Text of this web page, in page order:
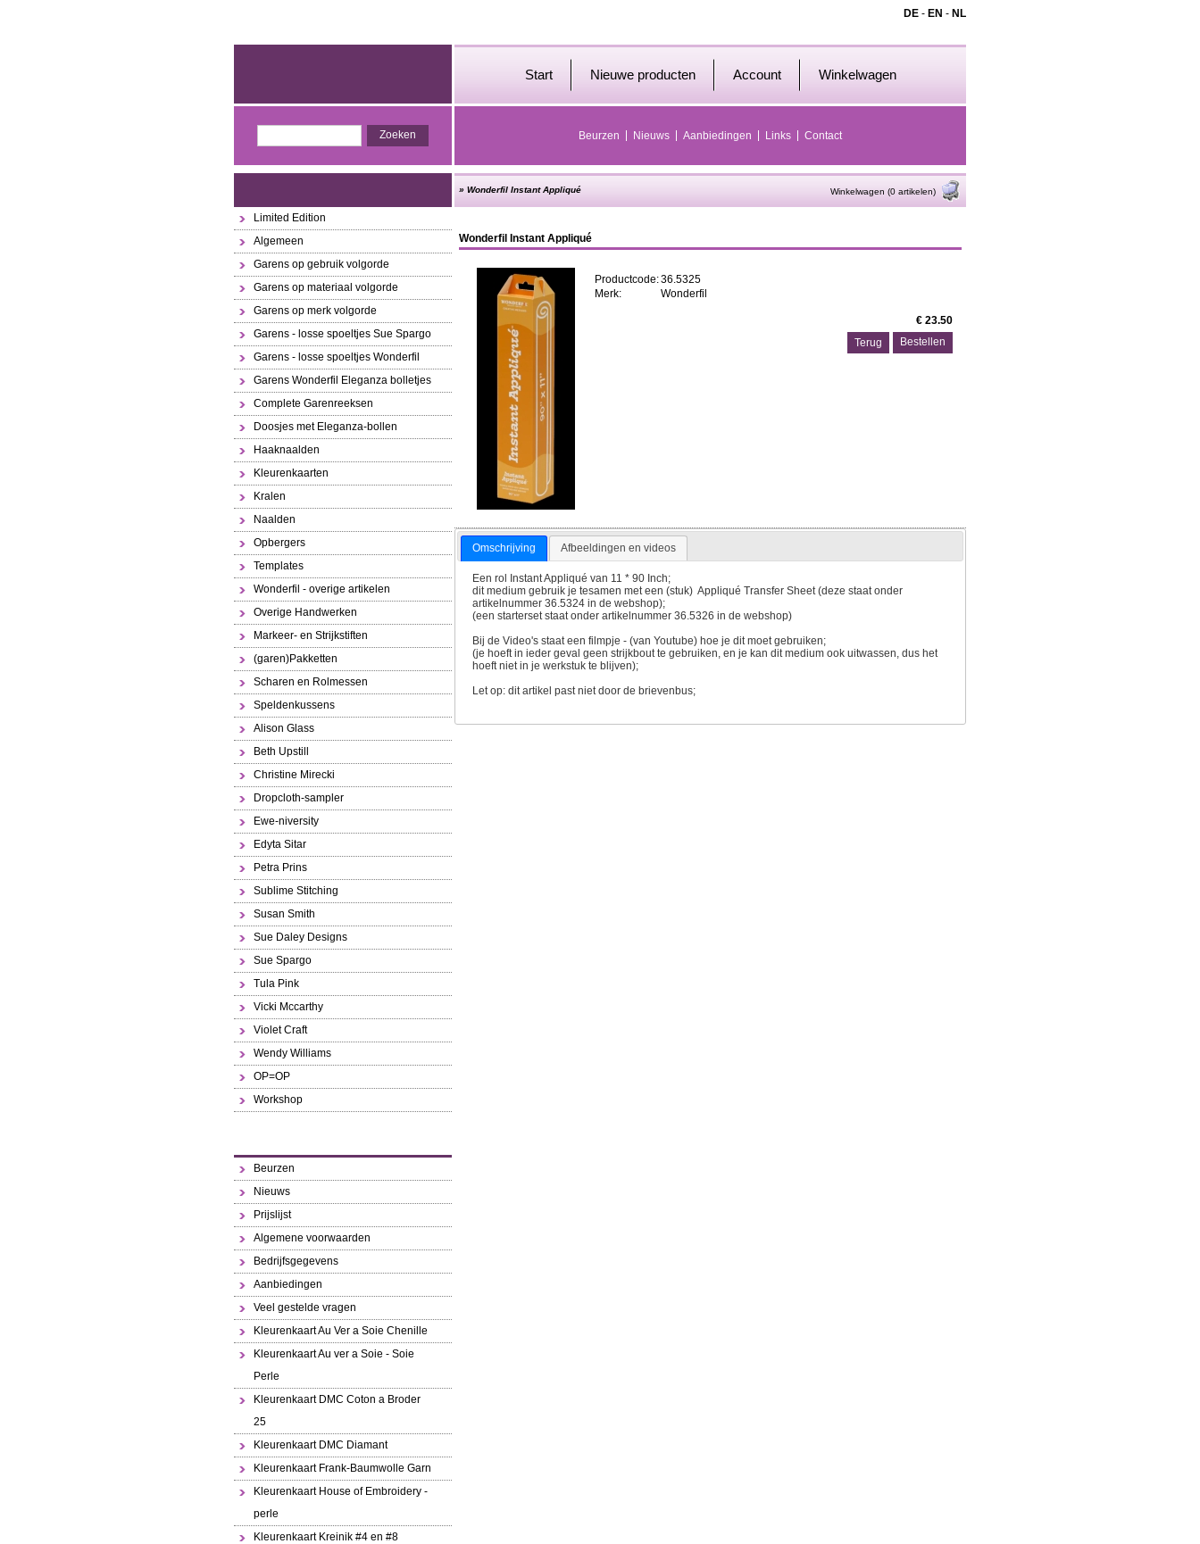
DE - EN - NL
Start Nieuwe producten Account Winkelwagen
Beurzen Nieuws Aanbiedingen Links Contact
Limited Edition
Algemeen
Garens op gebruik volgorde
Garens op materiaal volgorde
Garens op merk volgorde
Garens - losse spoeltjes Sue Spargo
Garens - losse spoeltjes Wonderfil
Garens Wonderfil Eleganza bolletjes
Complete Garenreeksen
Doosjes met Eleganza-bollen
Haaknaalden
Kleurenkaarten
Kralen
Naalden
Opbergers
Templates
Wonderfil - overige artikelen
Overige Handwerken
Markeer- en Strijkstiften
(garen)Pakketten
Scharen en Rolmessen
Speldenkussens
Alison Glass
Beth Upstill
Christine Mirecki
Dropcloth-sampler
Ewe-niversity
Edyta Sitar
Petra Prins
Sublime Stitching
Susan Smith
Sue Daley Designs
Sue Spargo
Tula Pink
Vicki Mccarthy
Violet Craft
Wendy Williams
OP=OP
Workshop
Beurzen
Nieuws
Prijslijst
Algemene voorwaarden
Bedrijfsgegevens
Aanbiedingen
Veel gestelde vragen
Kleurenkaart Au Ver a Soie Chenille
Kleurenkaart Au ver a Soie - Soie
Perle
Kleurenkaart DMC Coton a Broder
25
Kleurenkaart DMC Diamant
Kleurenkaart Frank-Baumwolle Garn
Kleurenkaart House of Embroidery -
perle
Kleurenkaart Kreinik #4 en #8
» Wonderfil Instant Appliqué Winkelwagen (0 artikelen)
Wonderfil Instant Appliqué
Productcode:36.5325
Merk:
Wonderfil
€ 23.50
Terug
Omschrijving Afbeeldingen en videos
Een rol Instant Appliqué van 11 * 90 Inch;
dit medium gebruik je tesamen met een (stuk) Appliqué Transfer Sheet (deze staat onder
artikelnummer 36.5324 in de webshop);
(een starterset staat onder artikelnummer 36.5326 in de webshop)
Bij de Video's staat een filmpje - (van Youtube) hoe je dit moet gebruiken;
(je hoeft in ieder geval geen strijkbout te gebruiken, en je kan dit medium ook uitwassen, dus het
hoeft niet in je werkstuk te blijven);
Let op: dit artikel past niet door de brievenbus;